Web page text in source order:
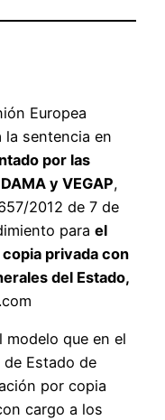
Europea
la sentencia en
por las
y VEGAP,
2012 de 7 de
para el
privada con
del Estado,
modelo que en el
Estado de
por copia
cargo a los